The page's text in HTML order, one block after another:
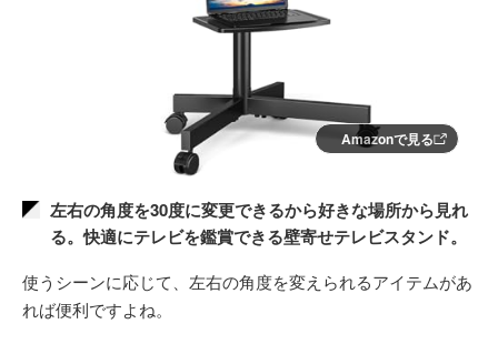
Amazonで見る
左右の角度を30度に変更できるから好きな場所から見れ
る。快適にテレビを鑑賞できる壁寄せテレビスタンド。
使うシーンに応じて、左右の角度を変えられるアイテムがあ
れば便利ですよね。